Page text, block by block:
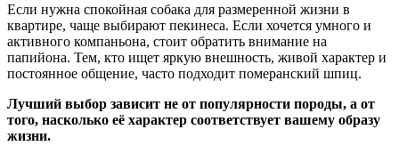
Если нужна спокойная собака для размеренной жизни в
квартире, чаще выбирают пекинеса. Если хочется умного и
активного компаньона, стоит обратить внимание на
папийона. Тем, кто ищет яркую внешность, живой характер и
постоянное общение, часто подходит померанский шпиц.
Лучший выбор зависит не от популярности породы, а от
того, насколько её характер соответствует вашему образу
жизни.